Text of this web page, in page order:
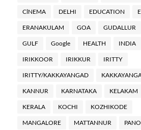
ClNEMA DELHI EDUCATION
ERANAKULAM GOA GUDALLUR
GULF Google HEALTH INDIA
IRIKKOOR IRIKKUR IRITTY
IRITTY/KAKKAYANGAD
KANNUR KARNATAKA KELAKAM
KERALA KOCHI KOZHIKODE
MANGALORE MATTANNUR